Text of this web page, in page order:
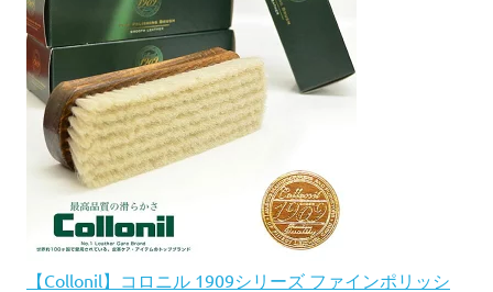
【Collonil】コロニル 1909シリーズ ファインポリッシ